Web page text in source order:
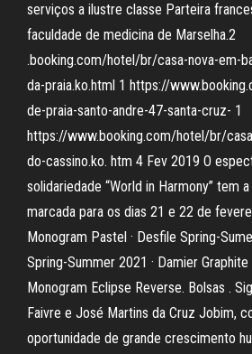
serviços a ilustre classe Parteira
faculdade de medicina de Marselha.2
.booking.com/hotel/br/casa-nova-em-
da-praia.ko.html 1 https://
de-praia-santo-andre-47-santa-cruz- 1
https://www.booking.com/hotel/br/
do-cassino.ko. htm 4 Fev 2019 O
solidariedade “World in Harmony” tem
marcada para os dias 21 e 22 de
Monogram Pastel · Desfile Spring-
Spring-Summer 2021 · Damier Graphite
Monogram Eclipse Reverse. Bolsas .
Faivre e José Martins da Cruz Jobim,
oportunidade de grande crescimento